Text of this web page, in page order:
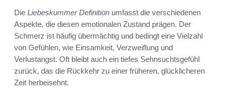
Die Liebeskummer Definition umfasst die verschiedenen
Aspekte, die diesen emotionalen Zustand prägen. Der
Schmerz ist häufig übermächtig und bedingt eine Vielzahl
von Gefühlen, wie Einsamkeit, Verzweiflung und
Verlustangst. Oft bleibt auch ein tiefes Sehnsuchtsgefühl
zurück, das die Rückkehr zu einer früheren, glücklicheren
Zeit herbeisehnt.